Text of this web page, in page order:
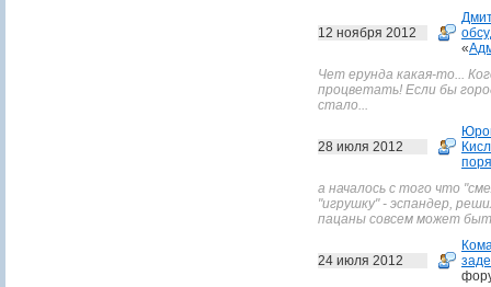
12 ноября 2012
«
Чет ерунда какая-то...
процветать! Если бы
стало...
28 июля 2012
а началось с того что
"игрушку" - эспандер,
пацаны совсем может
24 июля 2012